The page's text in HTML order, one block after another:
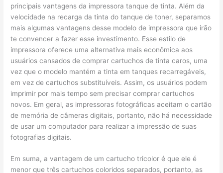
principais vantagens da impressora tanque de tinta. Além da
velocidade na recarga da tinta do tanque de toner, separamos
mais algumas vantagens desse modelo de impressora que irão
te convencer a fazer esse investimento. Esse estilo de
impressora oferece uma alternativa mais econômica aos
usuários cansados de comprar cartuchos de tinta caros, uma
vez que o modelo mantém a tinta em tanques recarregáveis,
em vez de cartuchos substituíveis. Assim, os usuários podem
imprimir por mais tempo sem precisar comprar cartuchos
novos. Em geral, as impressoras fotográficas aceitam o cartão
de memória de câmeras digitais, portanto, não há necessidade
de usar um computador para realizar a impressão de suas
fotografias digitais.
Em suma, a vantagem de um cartucho tricolor é que ele é
menor que três cartuchos coloridos separados, portanto, as